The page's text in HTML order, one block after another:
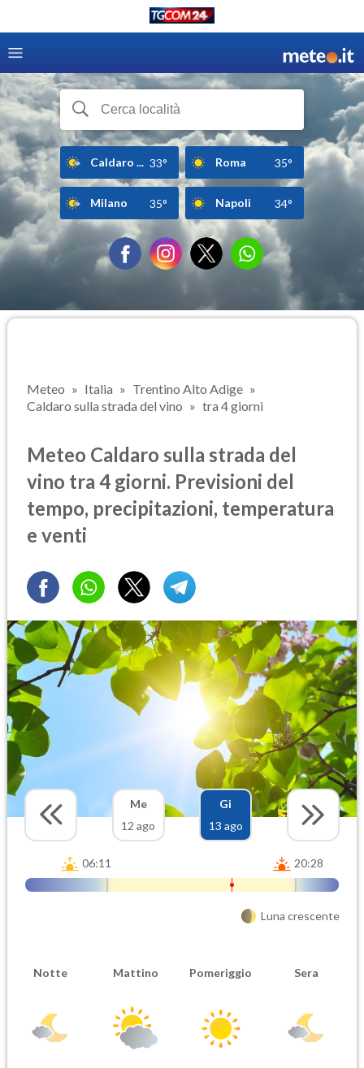
Caldaro ... 33° Roma 35°
Milano 35° Napoli 34°
Meteo Italia
Trentino Alto Adige
Caldaro sulla strada del vino
tra 4 giorni
Meteo Caldaro sulla strada del
vino tra 4 giorni. Previsioni del
tempo, precipitazioni, temperatura
e venti
Me
12 ago
Gi
13 ago
06:11 20:28
Luna crescente
Notte Mattino Pomeriggio Sera